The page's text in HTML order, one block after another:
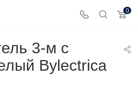
0
3-м с
Bylectrica